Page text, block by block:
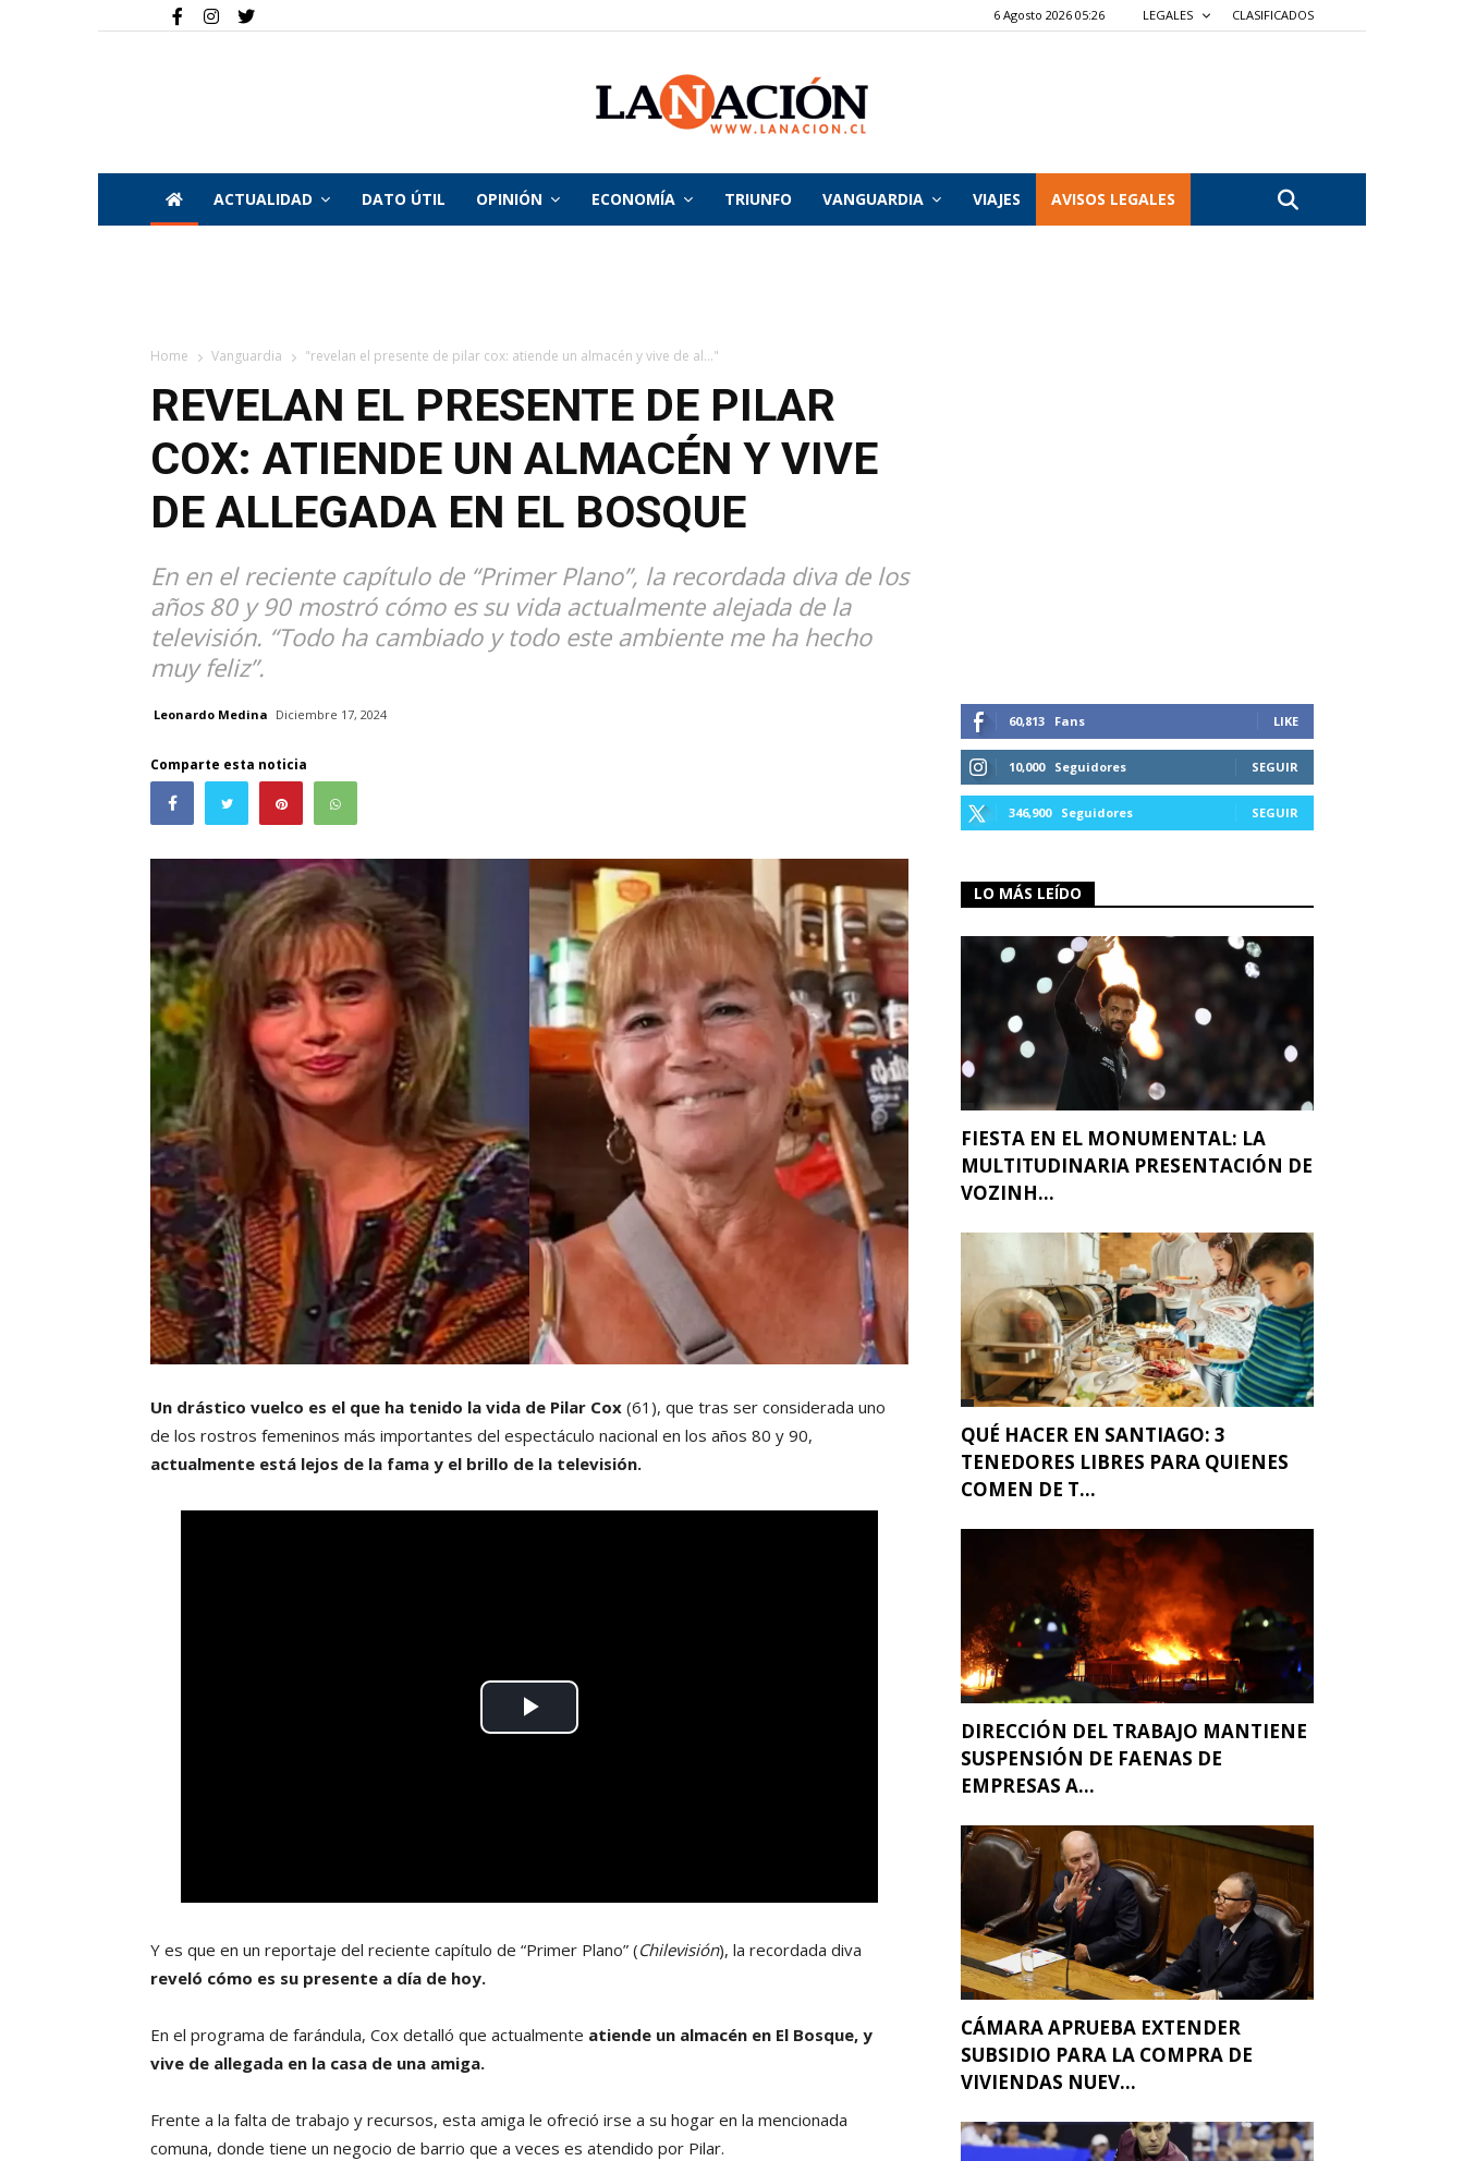
6 Agosto 2026 05:26 LEGALES CLASIFICADOS
La
ACTUALIDAD DATO ÚTIL OPINIÓN ECONOMÍA TRIUNFO VANGUARDIA VIAJES AVISOS LEGALES
Home Vanguardia "revelan el presente de pilar cox: atiende un almacén y vive de al..."
REVELAN EL PRESENTE DE PILAR
COX: ATIENDE UN ALMACÉN Y VIVE
DE ALLEGADA EN EL BOSQUE
En en el reciente capítulo de “Primer Plano”, la recordada diva de los
años 80 y 90 mostró cómo es su vida actualmente alejada de la
televisión. “Todo ha cambiado y todo este ambiente me ha hecho
muy feliz”.
Leonardo Medina Diciembre 17, 2024
Comparte esta noticia
Un drástico vuelco es el que ha tenido la vida de Pilar Cox (61), que tras ser considerada uno
de los rostros femeninos más importantes del espectáculo nacional en los años 80 y 90,
actualmente está lejos de la fama y el brillo de la televisión.
Y es que en un reportaje del reciente capítulo de “Primer Plano” (Chilevisión), la recordada diva
reveló cómo es su presente a día de hoy.
En el programa de farándula, Cox detalló que actualmente atiende un almacén en El Bosque, y
vive de allegada en la casa de una amiga.
Frente a la falta de trabajo y recursos, esta amiga le ofreció irse a su hogar en la mencionada
comuna, donde tiene un negocio de barrio que a veces es atendido por Pilar.
60,813 Fans LIKE
10,000 Seguidores SEGUIR
346,900 Seguidores SEGUIR
LO MÁS LEÍDO
FIESTA EN EL MONUMENTAL: LA
MULTITUDINARIA PRESENTACIÓN DE
VOZINH...
QUÉ HACER EN SANTIAGO: 3
TENEDORES LIBRES PARA QUIENES
COMEN DE T...
DIRECCIÓN DEL TRABAJO MANTIENE
SUSPENSIÓN DE FAENAS DE
EMPRESAS A...
CÁMARA APRUEBA EXTENDER
SUBSIDIO PARA LA COMPRA DE
VIVIENDAS NUEV...